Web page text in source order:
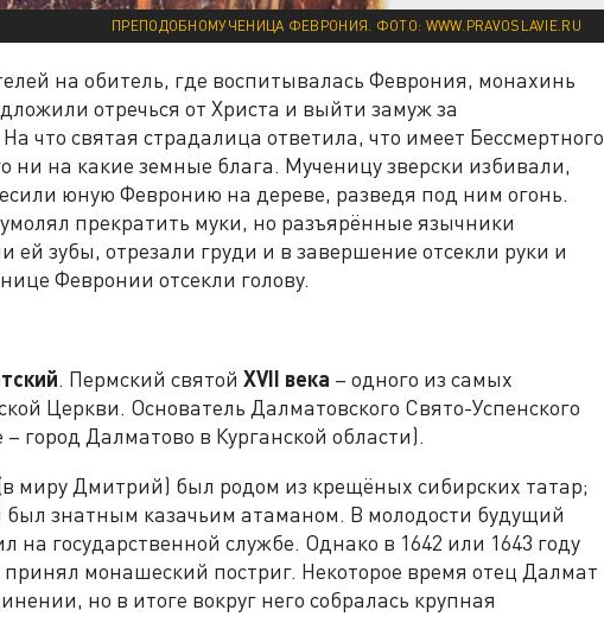
ПРЕПОДОБНОМУЧЕНИЦА ФЕВРОНИЯ. ФОТО: WWW.PRAVOSLAVIE.RU
на обитель, где воспитывалась Феврония, монахинь
отречься от Христа и выйти замуж за
что святая страдалица ответила, что имеет Бессмертного
ни на какие земные блага. Мученицу зверски избивали,
юную Февронию на дереве, разведя под ним огонь.
прекратить муки, но разъярённые язычники
зубы, отрезали груди и в завершение отсекли руки и
Февронии отсекли голову.
. Пермский святой XVII века – одного из самых
Церкви. Основатель Далматовского Свято-Успенского
город Далматово в Курганской области).
миру Дмитрий) был родом из крещёных сибирских татар;
знатным казачьим атаманом. В молодости будущий
на государственной службе. Однако в 1642 или 1643 году
монашеский постриг. Некоторое время отец Далмат
но в итоге вокруг него собралась крупная